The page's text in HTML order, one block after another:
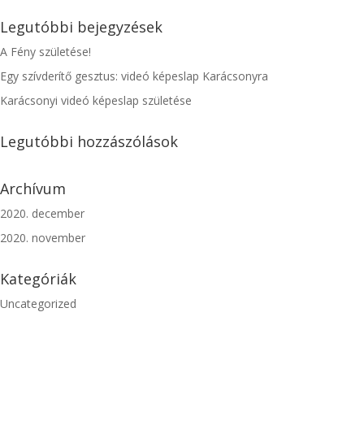
Legutóbbi bejegyzések
A Fény születése!
Egy szívderítő gesztus: videó képeslap Karácsonyra
Karácsonyi videó képeslap születése
Legutóbbi hozzászólások
Archívum
2020. december
2020. november
Kategóriák
Uncategorized